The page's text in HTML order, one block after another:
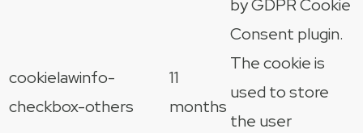
cookielawinfo-
checkbox-others
11
months
by GDPR Cookie
Consent plugin.
The cookie is
used to store
the user